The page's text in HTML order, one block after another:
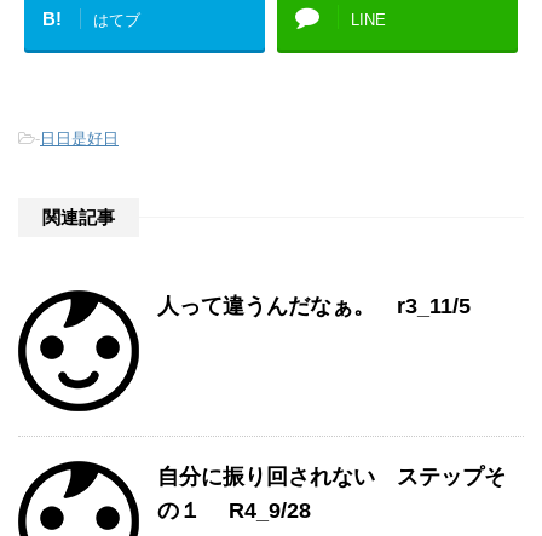
B! はてブ LINE
-日日是好日
関連記事
人って違うんだなぁ。 r3_11/5
自分に振り回されない ステップそ
の１ R4_9/28